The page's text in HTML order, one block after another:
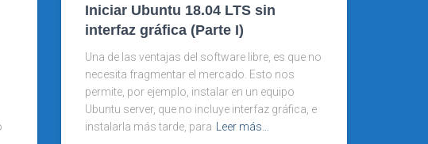
Iniciar Ubuntu 18.04 LTS sin
interfaz gráfica (Parte I)
Una de las ventajas del software libre, es que no
necesita fragmentar el mercado. Esto nos
permite, por ejemplo, instalar en un equipo
Ubuntu server, que no incluye interfaz gráfica, e
instalarla más tarde, para
Leer más…